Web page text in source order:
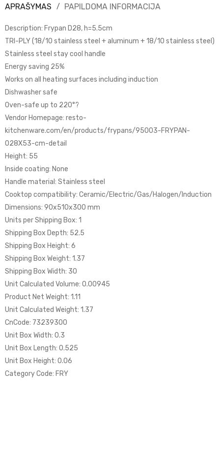
APRAŠYMAS PAPILDOMA INFORMACIJA
Description: Frypan D28, h=5.5cm
TRI-PLY (18/10 stainless steel + aluminum + 18/10 stainless steel)
Stainless steel stay cool handle
Energy saving 25%
Works on all heating surfaces including induction
Dishwasher safe
Oven-safe up to 220°?
Vendor Homepage: resto-
kitchenware.com/en/products/frypans/95003-FRYPAN-
O28X53-cm-detail
Height: 55
Inside coating: None
Handle material: Stainless steel
Cooktop compatibility: Ceramic/Electric/Gas/Halogen/Induction
Dimensions: 90x510x300 mm
Units per Shipping Box: 1
Shipping Box Depth: 52.5
Shipping Box Height: 6
Shipping Box Weight: 1.37
Shipping Box Width: 30
Unit Calculated Volume: 0.00945
Product Net Weight: 1.11
Unit Calculated Weight: 1.37
CnCode: 73239300
Unit Box Width: 0.3
Unit Box Length: 0.525
Unit Box Height: 0.06
Category Code: FRY